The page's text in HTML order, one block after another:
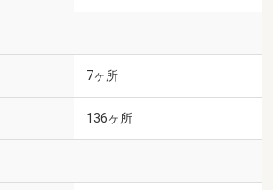
7ヶ所
136ヶ所